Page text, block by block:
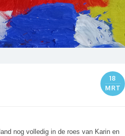
18
MRT
nog volledig in de roes van Karin en